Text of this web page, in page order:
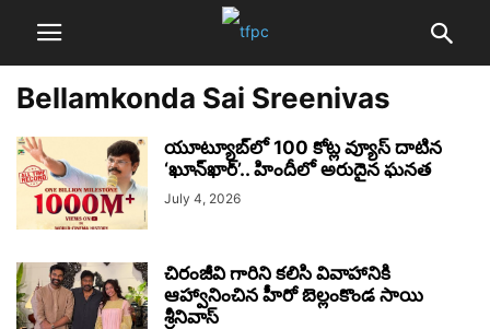
Bellamkonda Sai Sreenivas
యూట్యూబ్‌లో 100 కోట్ల వ్యూస్ దాటిన
‘ఖూన్‌ఖార్’.. హిందీలో అరుదైన ఘనత
July 4, 2026
చిరంజీవి గారిని కలిసి వివాహానికి
ఆహ్వానించిన హీరో బెల్లంకొండ సాయి
శ్రీనివాస్